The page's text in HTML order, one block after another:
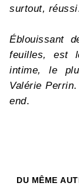
surtout, réussi
Éblouissant
feuilles, est
intime, le
Valérie Perrin.
end.
DU MÊME